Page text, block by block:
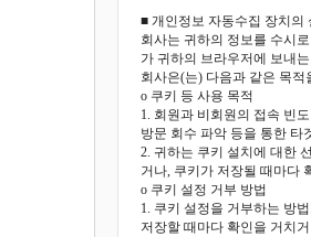
■ 개인정보 자동수집 장치의
회사는 귀하의 정보를 수시
가 귀하의 브라우저에 보내
회사은(는) 다음과 같은 목
o 쿠키 등 사용 목적
1. 회원과 비회원의 접속 빈
방문 회수 파악 등을 통한 타
2. 귀하는 쿠키 설치에 대한
거나, 쿠키가 저장될 때마다
o 쿠키 설정 거부 방법
1. 쿠키 설정을 거부하는 방
저장할 때마다 확인을 거치